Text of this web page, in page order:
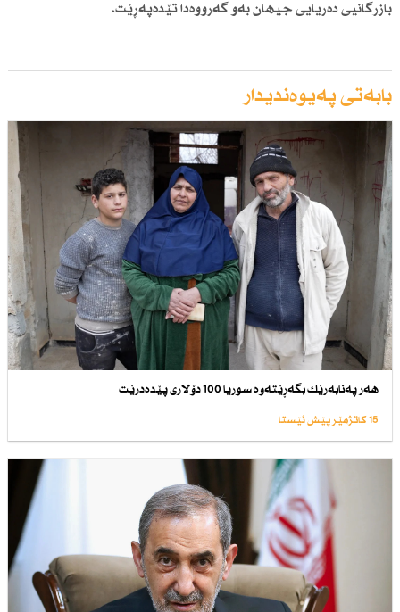
بازرگانیی دەریایی جیهان بەو گەرووەدا تێدەپەڕێت.
بابەتی پەیوەندیدار
هەر پەنابەرێك بگەڕێتەوە سوریا 100 دۆلاری پێدەدرێت
15 کاتژمێر پێش ئێستا